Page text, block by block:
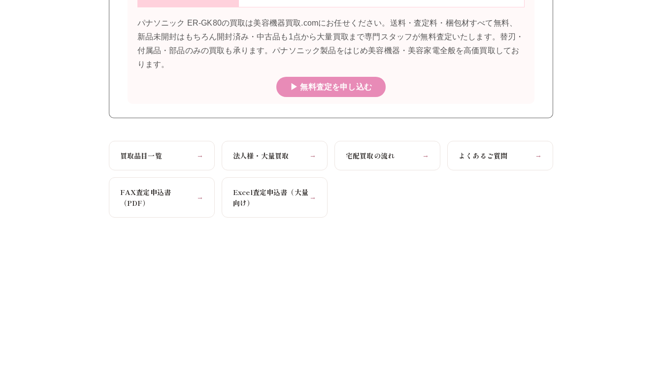
パナソニック ER-GK80の買取は美容機器買取.comにお任せください。送料・査定料・梱包材すべて無料、
新品未開封はもちろん開封済み・中古品も1点から大量買取まで専門スタッフが無料査定いたします。替刃・
付属品・部品のみの買取も承ります。パナソニック製品をはじめ美容機器・美容家電全般を高価買取してお
ります。
▶ 無料査定を申し込む
買取品目一覧 → 法人様・大量買取 → 宅配買取の流れ → よくあるご質問 →
FAX査定申込書
（PDF）
→
Excel査定申込書（大量
向け）
→